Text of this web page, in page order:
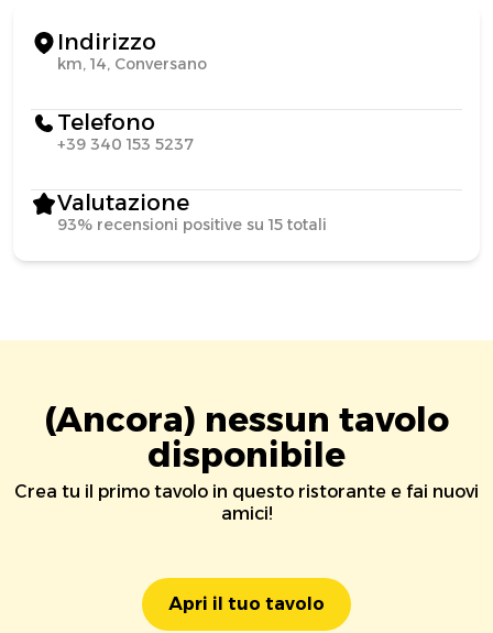
Indirizzo
km, 14, Conversano
Telefono
+39 340 153 5237
Valutazione
93% recensioni positive su 15 totali
(Ancora) nessun tavolo
disponibile
Crea tu il primo tavolo in questo ristorante e fai nuovi
amici!
Apri il tuo tavolo